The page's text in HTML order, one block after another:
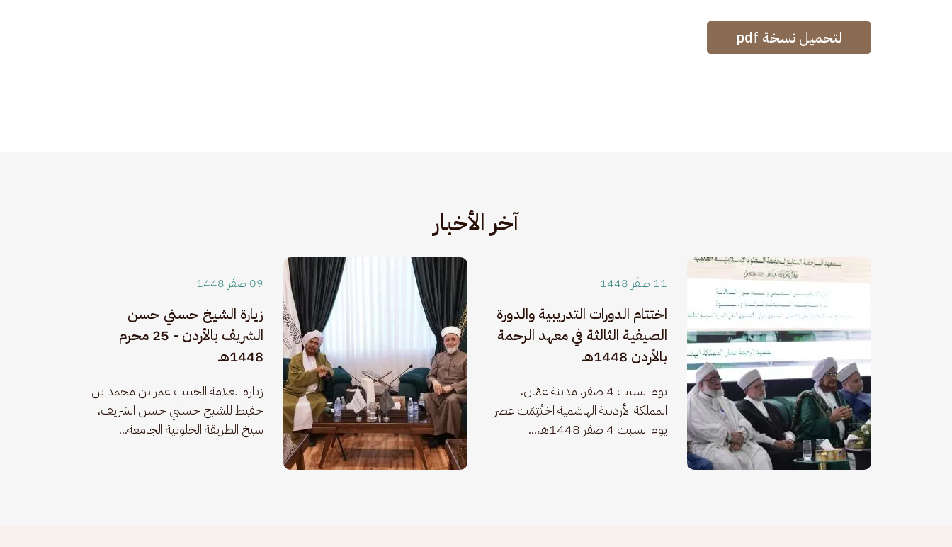
لتحميل نسخة pdf
آخر الأخبار
11 صفَر 1448
اختتام الدورات التدريبية والدورة
الصيفية الثالثة في معهد الرحمة
بالأردن 1448هـ
يوم السبت 4 صفر، مدينة عمّان،
المملكة الأردنية الهاشمية اختُتِمَت عصر
يوم السبت 4 صفر 1448هـ،...
09 صفَر 1448
زيارة الشيخ حسني حسن
الشريف بالأردن - 25 محرم
1448هـ
زيارة العلامة الحبيب عمر بن محمد بن
حفيظ للشيخ حسني حسن الشريف،
شيخ الطريقة الخلوتية الجامعة...